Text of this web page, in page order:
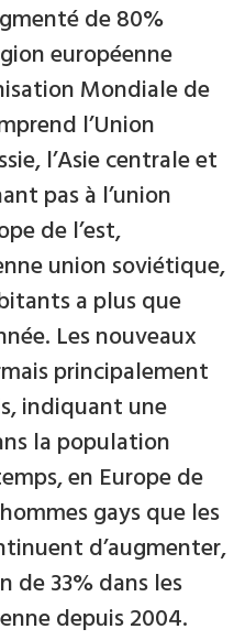
de 80%
européenne
Mondiale de
l’Union
l’Asie centrale et
pas à l’union
de l’est,
union soviétique,
a plus que
Les nouveaux
principalement
indiquant une
la population
en Europe de
gays que les
d’augmenter,
de 33% dans les
depuis 2004.